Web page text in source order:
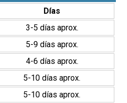
Días
3-5 días aprox.
5-9 días aprox.
4-6 días aprox.
5-10 días aprox.
5-10 días aprox.